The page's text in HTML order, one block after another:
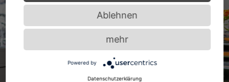
Ablehnen
mehr
Powered by
Datenschutzerklärung